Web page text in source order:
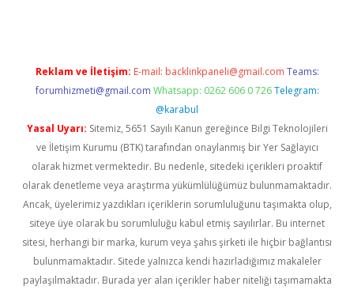
Reklam ve İletişim: E-mail: backlinkpaneli@gmail.com Teams:
forumhizmeti@gmail.com Whatsapp: 0262 606 0 726 Telegram:
@karabul
Yasal Uyarı: Sitemiz, 5651 Sayılı Kanun gereğince Bilgi Teknolojileri
ve İletişim Kurumu (BTK) tarafından onaylanmış bir Yer Sağlayıcı
olarak hizmet vermektedir. Bu nedenle, sitedeki içerikleri proaktif
olarak denetleme veya araştırma yükümlülüğümüz bulunmamaktadır.
Ancak, üyelerimiz yazdıkları içeriklerin sorumluluğunu taşımakta olup,
siteye üye olarak bu sorumluluğu kabul etmiş sayılırlar. Bu internet
sitesi, herhangi bir marka, kurum veya şahıs şirketi ile hiçbir bağlantısı
bulunmamaktadır. Sitede yalnızca kendi hazırladığımız makaleler
paylaşılmaktadır. Burada yer alan içerikler haber niteliği taşımamakta